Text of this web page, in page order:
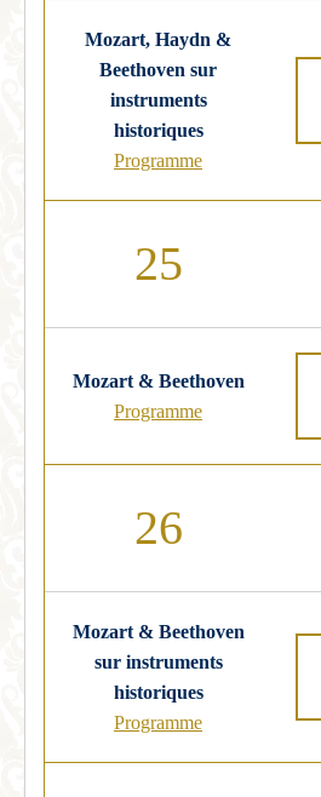
Mozart, Haydn &
Beethoven sur
instruments
historiques
Programme
25
Mozart & Beethoven
Programme
26
Mozart & Beethoven
sur instruments
historiques
Programme